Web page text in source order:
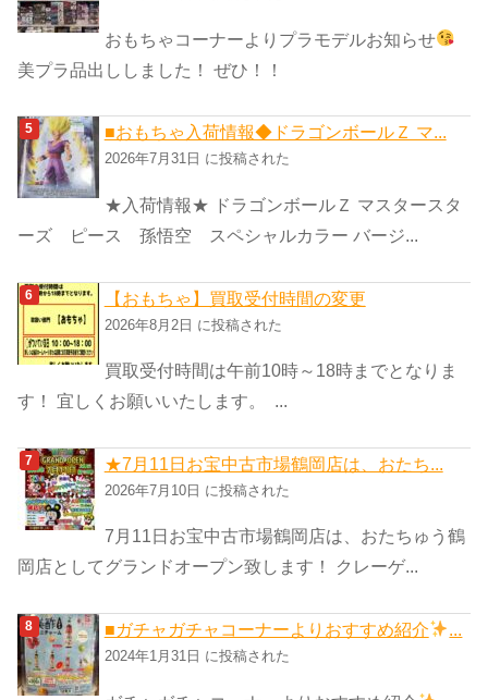
おもちゃコーナーよりプラモデルお知らせ
美プラ品出ししました！ ぜひ！！
■おもちゃ入荷情報◆ドラゴンボールＺ マ...
2026年7月31日 に投稿された
★入荷情報★ ドラゴンボールＺ マスタースタ
ーズ ピース 孫悟空 スペシャルカラー バージ...
【おもちゃ】買取受付時間の変更
2026年8月2日 に投稿された
買取受付時間は午前10時～18時までとなりま
す！ 宜しくお願いいたします。 ...
★7月11日お宝中古市場鶴岡店は、おたち...
2026年7月10日 に投稿された
7月11日お宝中古市場鶴岡店は、おたちゅう鶴
岡店としてグランドオープン致します！ クレーゲ...
■ガチャガチャコーナーよりおすすめ紹介 ...
2024年1月31日 に投稿された